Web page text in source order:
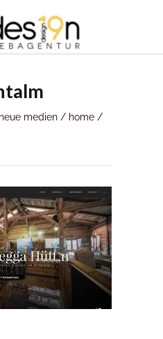
medien / home /